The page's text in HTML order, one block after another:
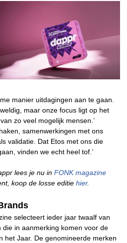
manier uitdagingen aan te gaan.
maar onze focus ligt op het
zo veel mogelijk mensen.’
samenwerkingen met ons
validatie. Dat Etos met ons die
vinden we echt heel tof.’
lees je nu in FONK magazine
koop de losse editie hier.
selecteert ieder jaar twaalf van
in aanmerking komen voor de
het Jaar. De genomineerde merken